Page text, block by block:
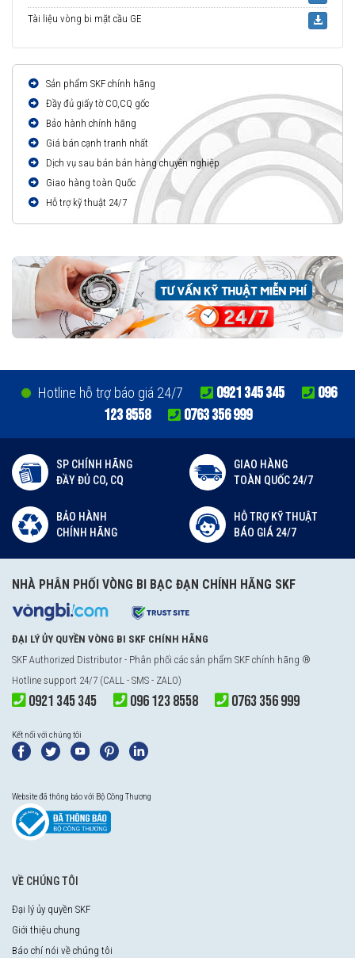
Tài liệu vòng bi mặt cầu GE
Sản phẩm SKF chính hãng
Đầy đủ giấy tờ CO,CQ gốc
Bảo hành chính hãng
Giá bán cạnh tranh nhất
Dịch vụ sau bán bán hàng chuyên nghiệp
Giao hàng toàn Quốc
Hỗ trợ kỹ thuật 24/7
Hotline hỗ trợ báo giá 24/7 0921 345 345
096
123 8558
0763 356 999
SP CHÍNH HÃNG
ĐẦY ĐỦ CO, CQ
GIAO HÀNG
TOÀN QUỐC 24/7
BẢO HÀNH
CHÍNH HÃNG
HỖ TRỢ KỸ THUẬT
BÁO GIÁ 24/7
NHÀ PHÂN PHỐI VÒNG BI BẠC ĐẠN CHÍNH HÃNG SKF
ĐẠI LÝ ỦY QUYỀN VÒNG BI SKF CHÍNH HÃNG
SKF Authorized Distributor - Phân phối các sản phẩm SKF chính hãng ®
Hotline support 24/7 (CALL - SMS - ZALO)
0921 345 345 096 123 8558 0763 356 999
Kết nối với chúng tôi
Website đã thông báo với Bộ Công Thương
VỀ CHÚNG TÔI
Đại lý ủy quyền SKF
Giới thiệu chung
Báo chí nói về chúng tôi